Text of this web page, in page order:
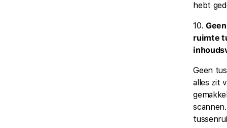
hebt
10.
ruimte
Geen
alles zit